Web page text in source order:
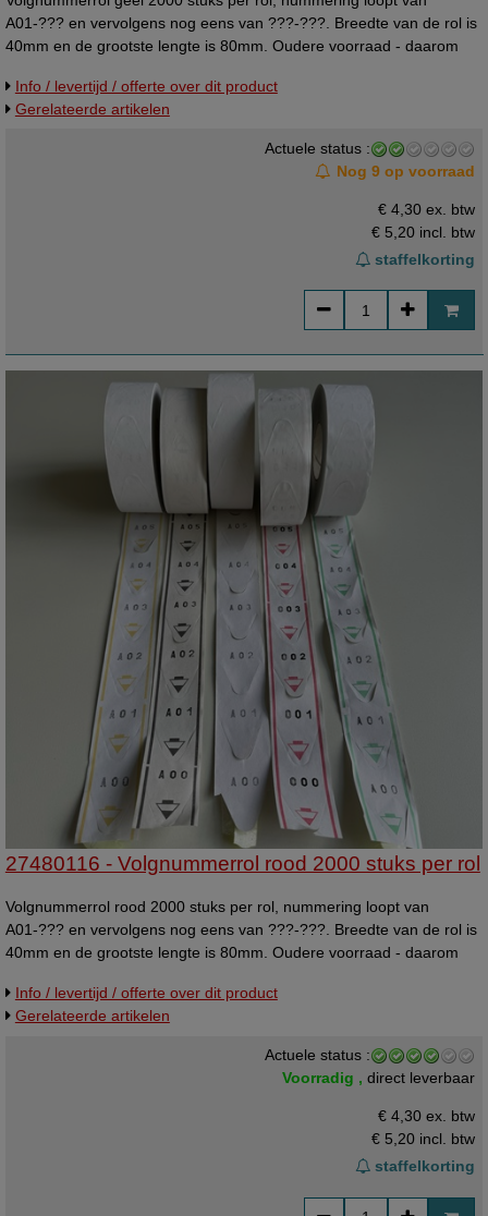
A01-??? en vervolgens nog eens van ???-???. Breedte van de rol is
40mm en de grootste lengte is 80mm. Oudere voorraad - daarom
lang de voorraad strekt.
Info / levertijd / offerte over dit product
Gerelateerde artikelen
Actuele status :
Nog 9 op voorraad
€ 4,30 ex. btw
€ 5,20 incl. btw
staffelkorting
27480116 - Volgnummerrol rood 2000 stuks per rol
Volgnummerrol rood 2000 stuks per rol, nummering loopt van
A01-??? en vervolgens nog eens van ???-???. Breedte van de rol is
40mm en de grootste lengte is 80mm. Oudere voorraad - daarom
lang de voorraad strekt.
Info / levertijd / offerte over dit product
Gerelateerde artikelen
Actuele status :
Voorradig ,direct leverbaar
€ 4,30 ex. btw
€ 5,20 incl. btw
staffelkorting